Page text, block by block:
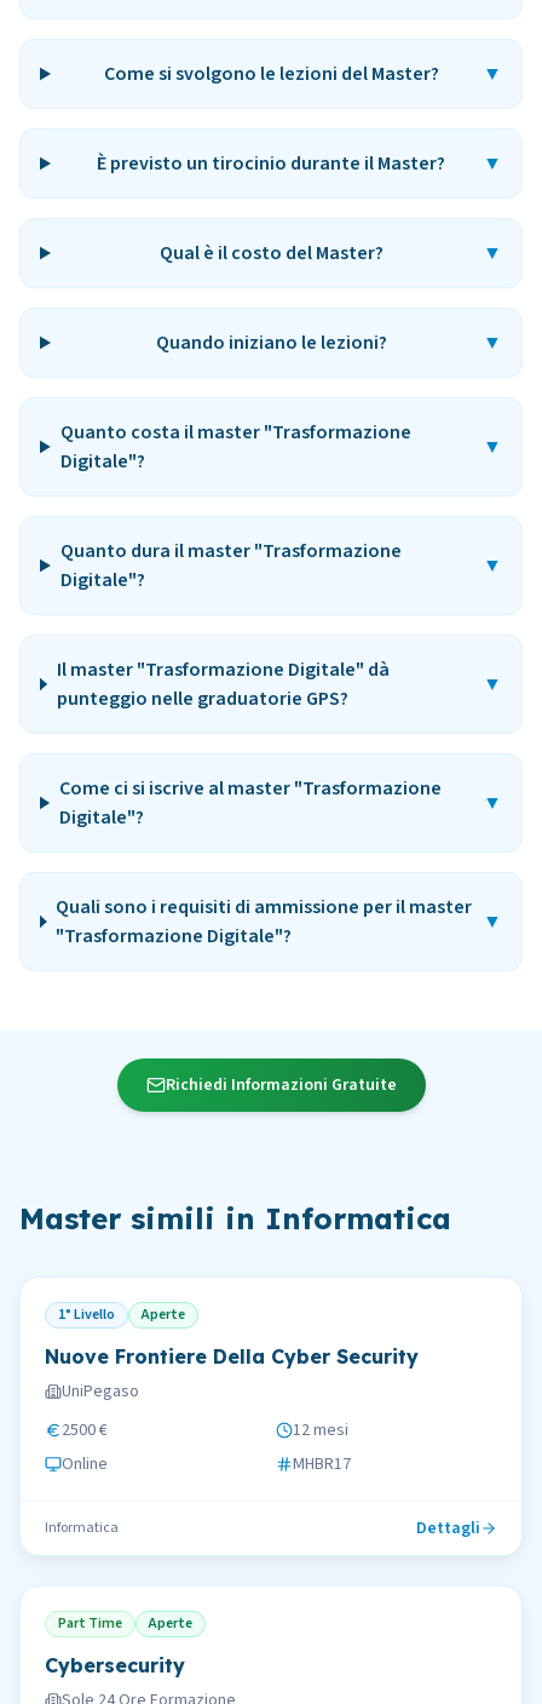
Come si svolgono le lezioni del Master? ▼
È previsto un tirocinio durante il Master? ▼
Qual è il costo del Master? ▼
Quando iniziano le lezioni? ▼
Quanto costa il master "Trasformazione
Digitale"?
▼
Quanto dura il master "Trasformazione
Digitale"?
▼
Il master "Trasformazione Digitale" dà
punteggio nelle graduatorie GPS?
▼
Come ci si iscrive al master "Trasformazione
Digitale"?
▼
Quali sono i requisiti di ammissione per il master
"Trasformazione Digitale"?
▼
Richiedi Informazioni Gratuite
Master simili in Informatica
1° Livello Aperte
Nuove Frontiere Della Cyber Security
UniPegaso
2500 €
12 mesi
Online
MHBR17
Informatica Dettagli
Part Time Aperte
Cybersecurity